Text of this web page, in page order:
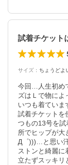
試着チケット
サイズ ： ちょうどよ
今回…人生初め
ズはＬで物によ
いつも着てい
試着チケットを
つもの13号を
所でヒップが
Д゜)))…と思い
ストンと綺麗に
立たずスッキリ